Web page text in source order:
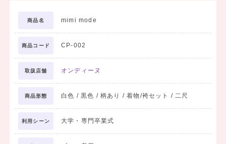
商品名 mimi mode
商品コード CP-002
取扱店舗 オンディーヌ
商品形態 白色 / 黒色 / 柄あり / 着物/袴セット / 二尺
利用シーン 大学・専門卒業式